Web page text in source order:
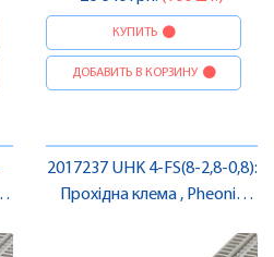
КУПИТЬ
ДОБАВИТЬ В КОРЗИНУ
2017237 UHK 4-FS(8-2,8-0,8):
Прохідна клема , Pheonix